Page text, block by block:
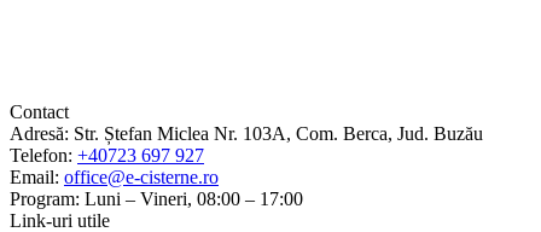
Contact
Adresă: Str. Ștefan Miclea Nr. 103A, Com. Berca, Jud. Buzău
Telefon: +40723 697 927
Email: office@e-cisterne.ro
Program: Luni – Vineri, 08:00 – 17:00
Link-uri utile